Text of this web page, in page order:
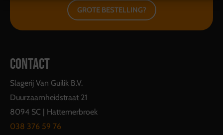
Herroepingsrecht geldt niet voor etenswaren.
Voor overige producten geldt een retourtermijn van 14
dagen, waarbij de volledige kosten worden vergoed.
GROTE BESTELLING?
CONTACT
Slagerij Van Guilik B.V.
Duurzaamheidstraat 21
8094 SC | Hattemerbroek
038 376 59 76